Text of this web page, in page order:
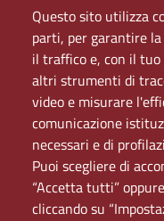
Questo sito utilizza
parti, per garantire
il traffico e, con il tuo
altri strumenti di
video e misurare
comunicazione
necessari e di
Puoi scegliere di
“Accetta tutti”
cliccando su
Mappa del sito
PEC
Rete Wi-Fi Eduroam
Servizio Proxy
Guida all’uso del portale